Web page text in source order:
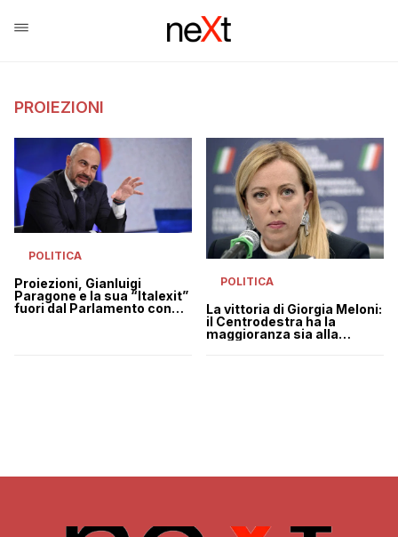
PROIEZIONI
POLITICA
Proiezioni, Gianluigi
Paragone e la sua “Italexit”
fuori dal Parlamento con
POLITICA
La vittoria di Giorgia Meloni:
il Centrodestra ha la
maggioranza sia alla